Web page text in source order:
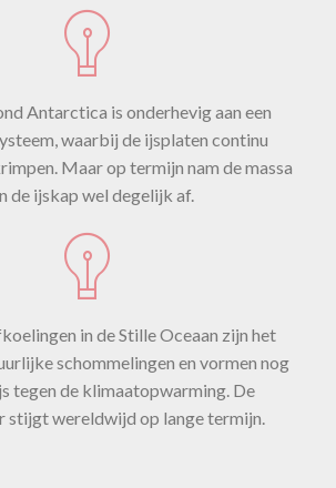
Antarctica is onderhevig aan een
waarbij de ijsplaten continu
Maar op termijn nam de massa
de ijskap wel degelijk af.
in de Stille Oceaan zijn het
schommelingen en vormen nog
tegen de klimaatopwarming. De
stijgt wereldwijd op lange termijn.